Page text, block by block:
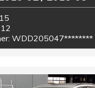
12
WDD205047********